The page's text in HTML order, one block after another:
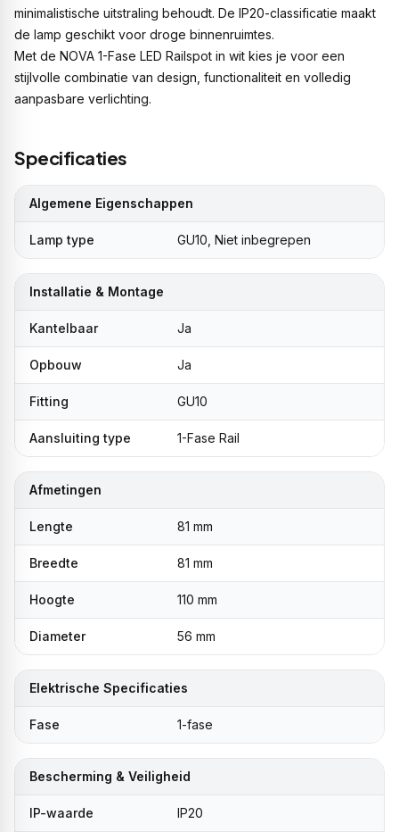
minimalistische uitstraling behoudt. De IP20-classificatie maakt
de lamp geschikt voor droge binnenruimtes.
Met de NOVA 1-Fase LED Railspot in wit kies je voor een
stijlvolle combinatie van design, functionaliteit en volledig
aanpasbare verlichting.
Specificaties
Algemene Eigenschappen
Lamp type GU10, Niet inbegrepen
Installatie & Montage
Kantelbaar Ja
Opbouw Ja
Fitting GU10
Aansluiting type 1-Fase Rail
Afmetingen
Lengte 81 mm
Breedte 81 mm
Hoogte 110 mm
Diameter 56 mm
Elektrische Specificaties
Fase 1-fase
Bescherming & Veiligheid
IP-waarde IP20